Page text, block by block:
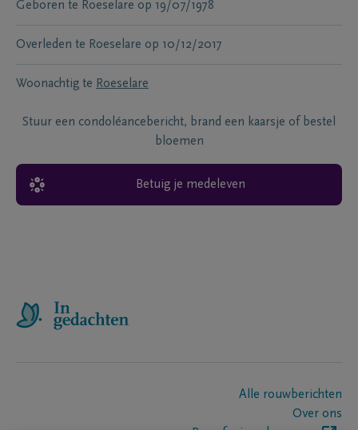
Geboren te Roeselare op 19/07/1978
Overleden te Roeselare op 10/12/2017
Woonachtig te Roeselare
Stuur een condoléancebericht, brand een kaarsje of bestel
bloemen
Betuig je medeleven
Alle rouwberichten
Over ons